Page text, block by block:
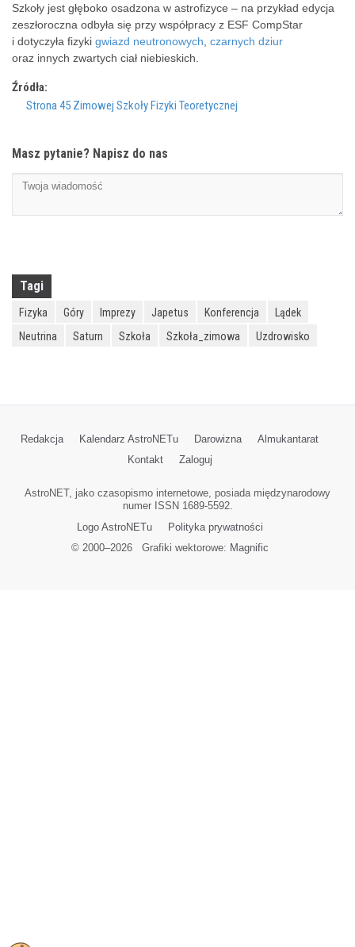
Szkoły jest głęboko osadzona w astrofizyce – na przykład edycja
zeszłoroczna odbyła się przy współpracy z ESF CompStar
i dotyczyła fizyki gwiazd neutronowych czarnych dziur
oraz innych zwartych ciał niebieskich.
Źródła:
Strona 45 Zimowej Szkoły Fizyki Teoretycznej
Masz pytanie? Napisz do nas
Tagi
Fizyka Góry Imprezy Japetus Konferencja
Lądek
Neutrina
Saturn Szkoła Szkoła_zimowa Uzdrowisko
Redakcja Kalendarz AstroNETu Darowizna
Almukantarat
Kontakt
Zaloguj
AstroNET, jako czasopismo internetowe, posiada międzynarodowy
numer ISSN 1689-5592.
Logo AstroNETu
Polityka prywatności
© 2000–2026Grafiki wektorowe: Magnific